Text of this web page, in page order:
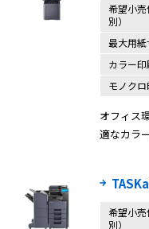
希望小
別）
最大用
カラー
モノク
オフィス
適なカラ
希望小
別）